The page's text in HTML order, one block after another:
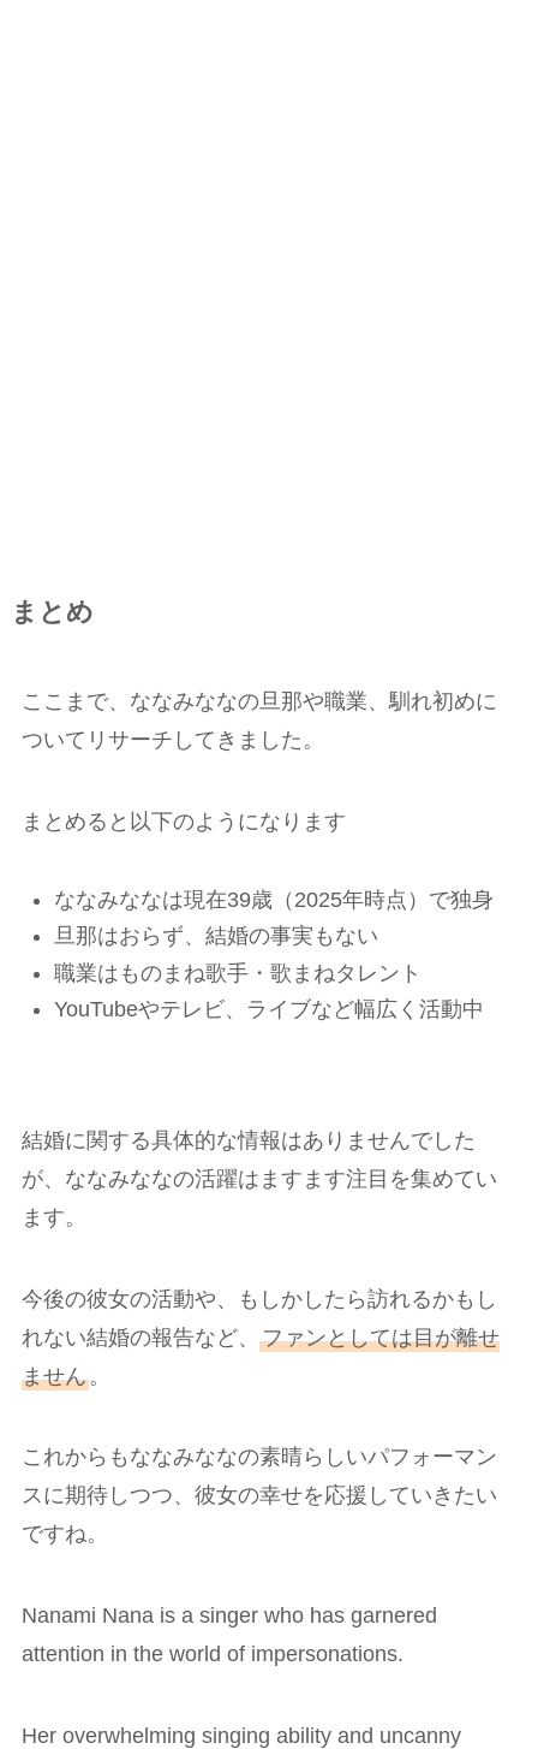
まとめ
ここまで、ななみななの旦那や職業、馴れ初めに
ついてリサーチしてきました。
まとめると以下のようになります
ななみななは現在39歳（2025年時点）で独身
旦那はおらず、結婚の事実もない
職業はものまね歌手・歌まねタレント
YouTubeやテレビ、ライブなど幅広く活動中
結婚に関する具体的な情報はありませんでした
が、ななみななの活躍はますます注目を集めてい
ます。
今後の彼女の活動や、もしかしたら訪れるかもし
れない結婚の報告など、 ファンとしては目が離せ
ません。
これからもななみななの素晴らしいパフォーマン
スに期待しつつ、彼女の幸せを応援していきたい
ですね。
Nanami Nana is a singer who has garnered
attention in the world of impersonations.
Her overwhelming singing ability and uncanny